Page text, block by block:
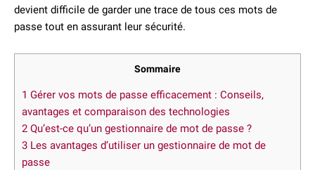
devient difficile de garder une trace de tous ces mots de
passe tout en assurant leur sécurité.
Sommaire
1 Gérer vos mots de passe efficacement : Conseils,
avantages et comparaison des technologies
2 Qu’est-ce qu’un gestionnaire de mot de passe ?
3 Les avantages d’utiliser un gestionnaire de mot de
passe